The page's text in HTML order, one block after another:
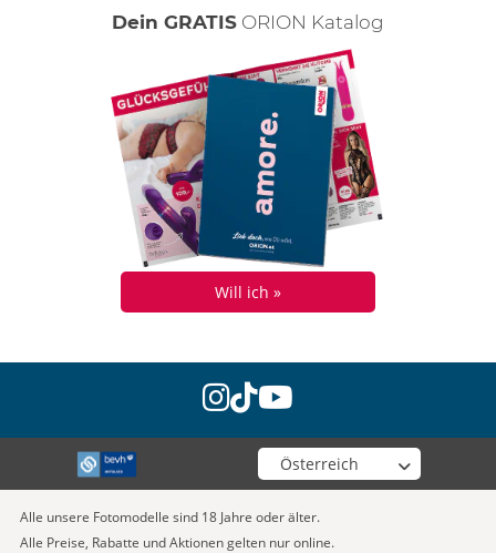
Dein GRATIS ORION Katalog
Will ich »
instagram
tiktok
youtube
Wähle deinen Shop
Alle unsere Fotomodelle sind 18 Jahre oder älter.
Alle Preise, Rabatte und Aktionen gelten nur online.